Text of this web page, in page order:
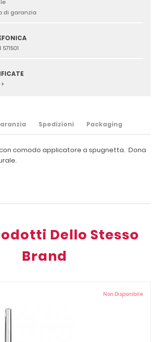
di garanzia
Spedizioni Packaging
comodo applicatore a spugnetta. Dona
Dello Stesso
Brand
Non Disponibile